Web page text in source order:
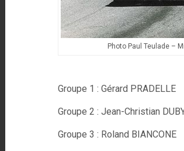
Photo Paul Teulade –
Groupe 1 : Gérard
Groupe 2 : Jean-Christian
Groupe 3 : Roland